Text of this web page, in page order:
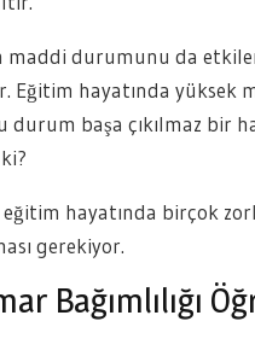
maddi durumunu da
Eğitim hayatında yüksek
durum başa çıkılmaz bir
eğitim hayatında birçok
gerekiyor.
Bağımlılığı